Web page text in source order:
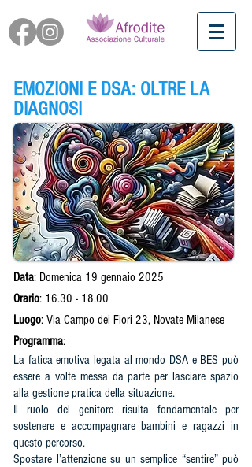
EMOZIONI E DSA: OLTRE LA
DIAGNOSI
Data: Domenica 19 gennaio 2025
Orario: 16.30 - 18.00
Luogo: Via Campo dei Fiori 23, Novate Milanese
Programma:
La fatica emotiva legata al mondo DSA e BES può
essere a volte messa da parte per lasciare spazio
alla gestione pratica della situazione.
Il ruolo del genitore risulta fondamentale per
sostenere e accompagnare bambini e ragazzi in
questo percorso.
Spostare l’attenzione su un semplice “sentire” può